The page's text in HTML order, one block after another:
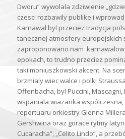
Dworu” wywolala zdziwienie
czesci rozbawily publike i
Karnawal byl przeciez tradycja
tanecznej atmosfery europejskich
zaproponowano nam
epokach, to trudno przeciez
taki moniuszkowski akcent. Na
brzmialy wiec walce i polki
Offenbacha, byl Puccini,
wspaniala wiazanka
repertuaru orkiestry Glenna
Gershwina oraz gorace rytmy
Cucaracha”, „Celito Lindo”, a